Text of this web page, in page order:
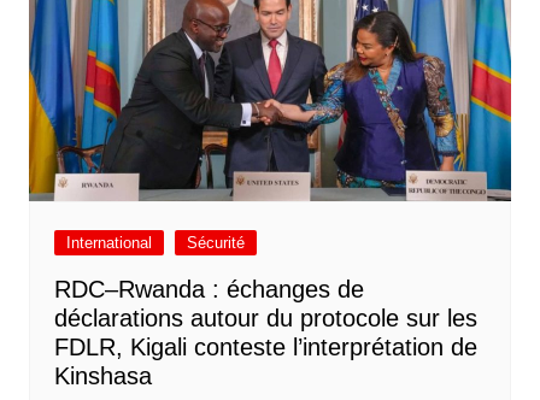
International Sécurité
RDC–Rwanda : échanges de
déclarations autour du protocole sur les
FDLR, Kigali conteste l’interprétation de
Kinshasa